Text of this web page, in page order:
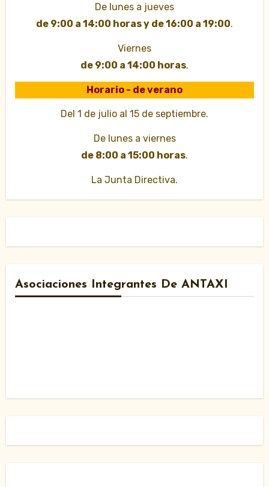
De lunes a jueves
de 9:00 a 14:00 horas y de 16:00 a 19:00.
Viernes
de 9:00 a 14:00 horas.
Horario - de verano
Del 1 de julio al 15 de septiembre.
De lunes a viernes
de 8:00 a 15:00 horas.
La Junta Directiva.
Asociaciones Integrantes De ANTAXI